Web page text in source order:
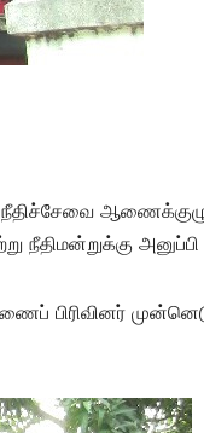
நீதிச்சேவை
பிரிவினர்